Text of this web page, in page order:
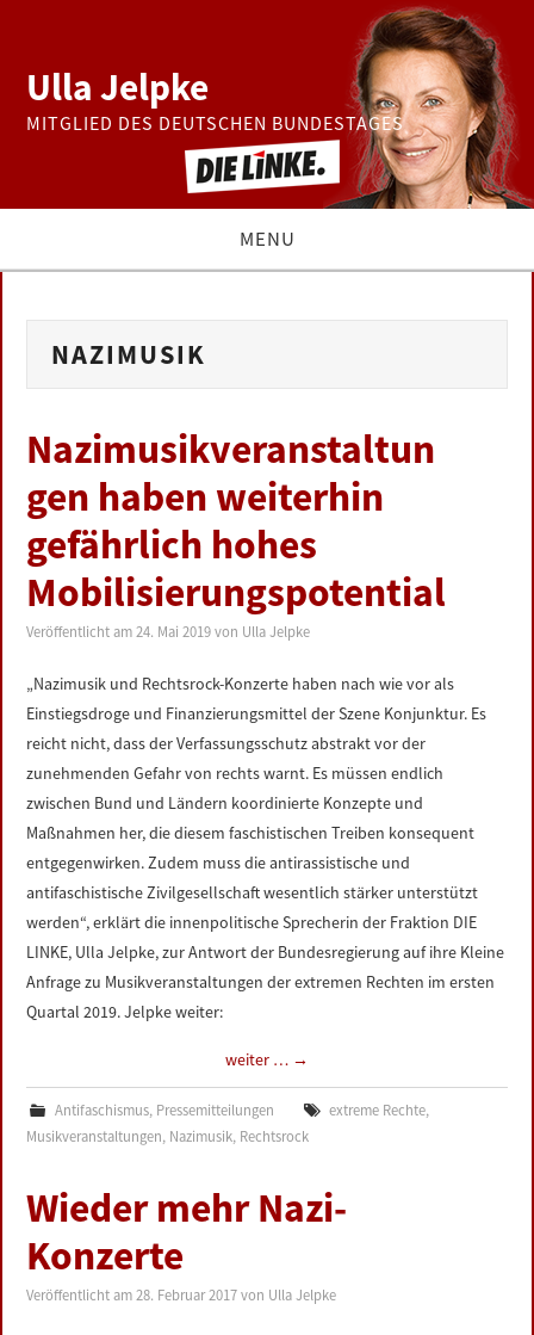
Ulla Jelpke
MITGLIED DES DEUTSCHEN BUNDESTAGES
MENU
BUNDESTAG
ZUR PERSON
LINKS
DATENSCHUTZERKLÄRUNG
IMPRESSUM
NAZIMUSIK
Nazimusikveranstaltun
gen haben weiterhin
gefährlich hohes
Mobilisierungspotential
Veröffentlicht am24. Mai 2019 von Ulla Jelpke
„Nazimusik und Rechtsrock-Konzerte haben nach wie vor als
Einstiegsdroge und Finanzierungsmittel der Szene Konjunktur. Es
reicht nicht, dass der Verfassungsschutz abstrakt vor der
zunehmenden Gefahr von rechts warnt. Es müssen endlich
zwischen Bund und Ländern koordinierte Konzepte und
Maßnahmen her, die diesem faschistischen Treiben konsequent
entgegenwirken. Zudem muss die antirassistische und
antifaschistische Zivilgesellschaft wesentlich stärker unterstützt
werden“, erklärt die innenpolitische Sprecherin der Fraktion DIE
LINKE, Ulla Jelpke, zur Antwort der Bundesregierung auf ihre Kleine
Anfrage zu Musikveranstaltungen der extremen Rechten im ersten
Quartal 2019. Jelpke weiter:
weiter … →
Antifaschismus, Pressemitteilungen extreme Rechte,
Musikveranstaltungen, Nazimusik, Rechtsrock
Wieder mehr Nazi-
Konzerte
Veröffentlicht am28. Februar 2017 von Ulla Jelpke